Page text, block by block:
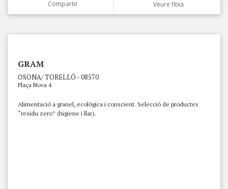
Compartir Veure fitxa
GRAM
OSONA/ TORELLÓ - 08570
Plaça Nova 4
Alimentació a granel, ecològica i conscient. Selecció de productes
“residu zero” (higiene i llar).